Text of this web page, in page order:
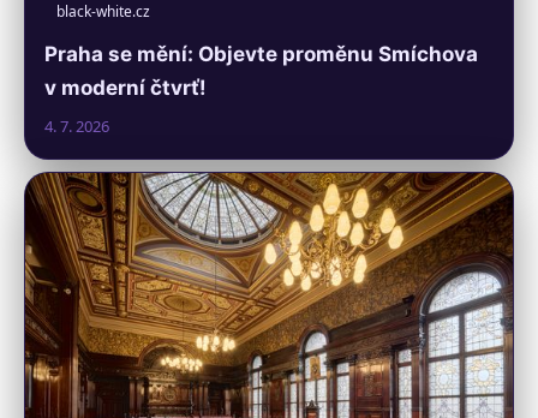
black-white.cz
Praha se mění: Objevte proměnu Smíchova
v moderní čtvrť!
4. 7. 2026